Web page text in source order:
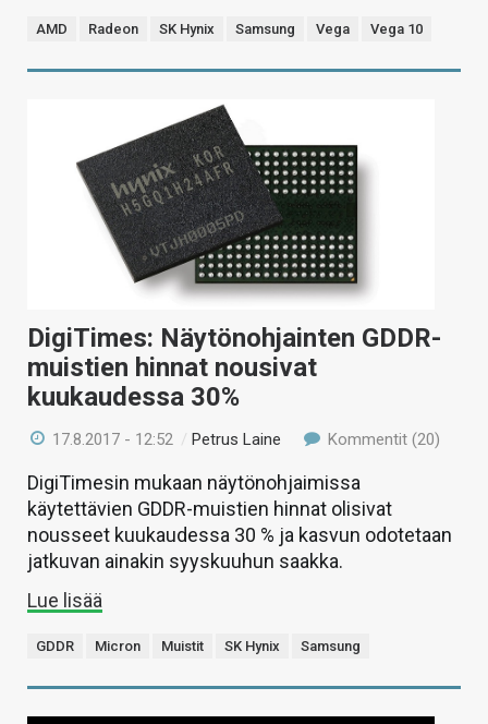
AMD Radeon SK Hynix Samsung Vega Vega 10
DigiTimes: Näytönohjainten GDDR-
muistien hinnat nousivat
kuukaudessa 30%
17.8.2017 - 12:52 /Petrus Laine Kommentit (20)
DigiTimesin mukaan näytönohjaimissa
käytettävien GDDR-muistien hinnat olisivat
nousseet kuukaudessa 30 % ja kasvun odotetaan
jatkuvan ainakin syyskuuhun saakka.
Lue lisää
GDDR Micron Muistit SK Hynix Samsung